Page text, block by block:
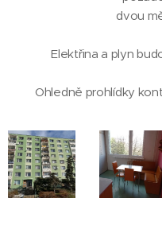
dvou
Elektřina a plyn
Ohledně prohlídky